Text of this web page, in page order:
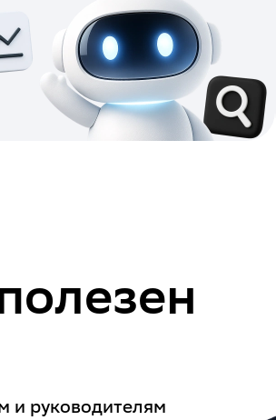
и руководителям